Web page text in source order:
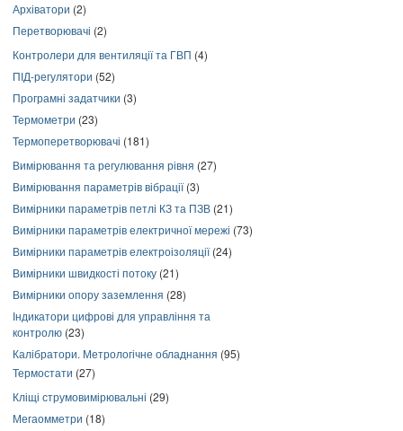
Архіватори (2)
Перетворювачі (2)
Контролери для вентиляції та ГВП (4)
ПІД-регулятори (52)
Програмні задатчики (3)
Термометри (23)
Термоперетворювачі (181)
Вимірювання та регулювання рівня (27)
Вимірювання параметрів вібрації(3)
Вимірники параметрів петлі КЗ та ПЗВ (21)
Вимірники параметрів електричної мережі (73)
Вимірники параметрів електроізоляції(24)
Вимірники швидкості потоку (21)
Вимірники опору заземлення (28)
Індикатори цифрові для управління та
контролю (23)
Калібратори. Метрологічне обладнання (95)
Термостати (27)
Кліщі струмовимірювальні (29)
Мегаомметри (18)